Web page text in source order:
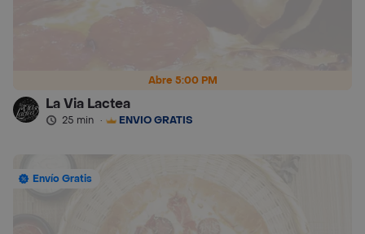
Abre 5:00 PM
La Via Lactea
25 min · ENVÍO GRATIS
Envío Gratis